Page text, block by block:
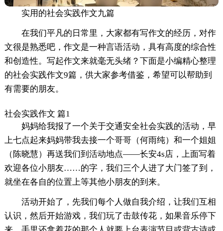
实用的社会实践作文九篇
在我们平凡的日常里，大家都有写作文的经历，对作
文很是熟悉吧，作文是一种言语活动，具有高度的综合性
和创造性。写起作文来就毫无头绪？下面是小编精心整理
的社会实践作文9篇，供大家参考借鉴，希望可以帮助到
有需要的朋友。
社会实践作文 篇1
妈妈给我报了一个关于交通安全社会实践的活动，早
上七点起来妈妈带我去接一个哥哥（何雨纯）和一个姐姐
（陈晓慧）再送我们到活动地点——长安4s店，上面写着
欢迎各位小朋友……的字，我们三个人进了大门签了到，
就坐在各自的位置上等其他小朋友的到来。
活动开始了，先我们每个人做自我介绍，让我们互相
认识，然后开始游戏，我们玩了击鼓传花，如果音乐停下